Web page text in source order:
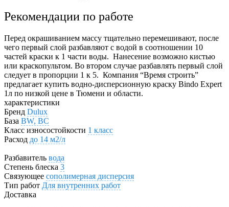
Рекомендации по работе
Перед окрашиванием массу тщательно перемешивают, после
чего первый слой разбавляют с водой в соотношении 10
частей краски к 1 части воды. Нанесение возможно кистью
или краскопультом. Во втором случае разбавлять первый слой
следует в пропорции 1 к 5. Компания “Время строить”
предлагает купить водно-дисперсионную краску Bindo Expert
1л по низкой цене в Тюмени и области.
характеристики
Бренд Dulux
База BW, BC
Класс износостойкости 1 класс
Расход до 14 м2/л
Разбавитель вода
Степень блеска 3
Связующее cополимерная дисперсия
Тип работ Для внутренних работ
Доставка